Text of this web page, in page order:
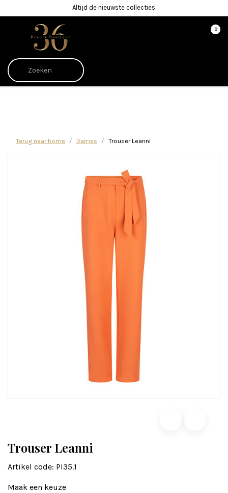
Altijd de nieuwste collecties
0
Terug naar home Dames Trouser Leanni
Trouser Leanni
Artikel code: PI35.1
Maak een keuze